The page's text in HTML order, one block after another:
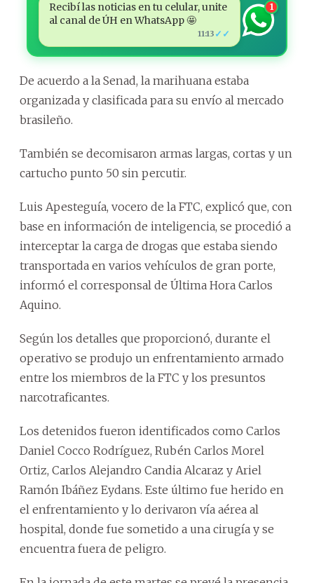
Recibí las noticias en tu celular, unite
al canal de ÚH en WhatsApp 🤩
11:13 ✓✓
1
De acuerdo a la Senad, la marihuana estaba
organizada y clasificada para su envío al mercado
brasileño.
También se decomisaron armas largas, cortas y un
cartucho punto 50 sin percutir.
Luis Apesteguía, vocero de la FTC, explicó que, con
base en información de inteligencia, se procedió a
interceptar la carga de drogas que estaba siendo
transportada en varios vehículos de gran porte,
informó el corresponsal de Última Hora Carlos
Aquino.
Según los detalles que proporcionó, durante el
operativo se produjo un enfrentamiento armado
entre los miembros de la FTC y los presuntos
narcotraficantes.
Los detenidos fueron identificados como Carlos
Daniel Cocco Rodríguez, Rubén Carlos Morel
Ortiz, Carlos Alejandro Candia Alcaraz y Ariel
Ramón Ibáñez Eydans. Este último fue herido en
el enfrentamiento y lo derivaron vía aérea al
hospital, donde fue sometido a una cirugía y se
encuentra fuera de peligro.